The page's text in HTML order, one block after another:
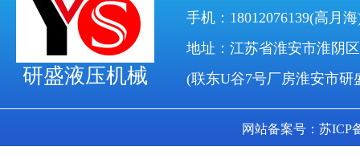
研盛液压机械
手机：18012076139(高月
地址：江苏省淮安市淮阴
(联东U谷7号厂房淮安市研
网站备案号：苏ICP